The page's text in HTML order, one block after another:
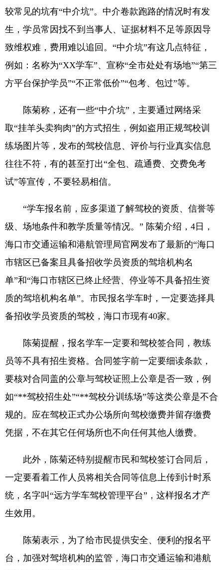
较常见的坑有“中介坑”。中介卷款跑路的情况时有发
生，学员常因找不到当事人、证据材料不足等原因导
致维权难，费用难以追回。“中介坑”有这几点特征，
例如：名称为“XX学车”、宣称“全市处处有场地”“第三
方平台保护学员”“不正常低价”“包考、包过”等。
陈菊称，还有一些“中介坑”，主要通过网络采
取“挂羊头卖狗肉”的方式招生，例如盗用正规驾校训
练场图片等，发布的驾校信息、评价与行业真实信息
往往不符，有的甚至打出“全包、疏通费、交费免考
试”等宣传，不要轻易相信。
“学车报名前，应多渠道了解驾校的资质、信誉等
级、场地条件和教学质量等情况。” 陈菊介绍，4日，
海口市交通运输和港航管理局官网发布了最新的“海口
市辖区已备案且具备招收学员资质的驾培机构名
单”和“海口市辖区已终止经营、停业等不具备招生资
质的驾培机构名单”。市民报名学车时，一定要选择具
备招收学员资质的驾校，海口市现有40家。
陈菊提醒，报名学车一定要和驾校签合同，教练
员等不具有招生资格。合同签字前一定要细读条款，
要核对合同盖的公章与驾校证照上公章是否一致，例
如“**驾校招生处”“**驾校分训练场”等这类公章是不合
规的。应在驾校正式办公场所向驾校缴费并留存缴费
凭据，不在其它任何场所也不向任何其他人缴费。
此外，陈菊还特别提醒市民和驾校签订合同后，
一定要看着工作人员将相关合同等信息上传到计时系
统，名字叫“远方学车驾校管理平台”，这样报名才产
生效用。
陈菊表示，为了给市民提供安全、便利的报名平
台，加强对驾培机构的监管，海口市交通运输和港航